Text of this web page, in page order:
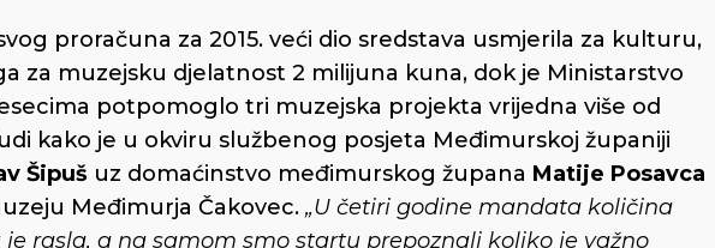
proračuna za 2015. veći dio sredstava usmjerila za kulturu,
za muzejsku djelatnost 2 milijuna kuna, dok je Ministarstvo
potpomoglo tri muzejska projekta vrijedna više od
kako je u okviru službenog posjeta Međimurskoj županiji
Šipuš uz domaćinstvo međimurskog župana Matije Posavca
Međimurja Čakovec. „U četiri godine mandata količina
rasla, a na samom smo startu prepoznali koliko je važno